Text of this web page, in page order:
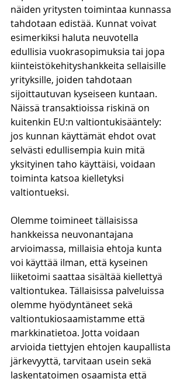
näiden yritysten toimintaa kunnassa
tahdotaan edistää. Kunnat voivat
esimerkiksi haluta neuvotella
edullisia vuokrasopimuksia tai jopa
kiinteistökehityshankkeita sellaisille
yrityksille, joiden tahdotaan
sijoittautuvan kyseiseen kuntaan.
Näissä transaktioissa riskinä on
kuitenkin EU:n valtiontukisääntely:
jos kunnan käyttämät ehdot ovat
selvästi edullisempia kuin mitä
yksityinen taho käyttäisi, voidaan
toiminta katsoa kielletyksi
valtiontueksi.
Olemme toimineet tällaisissa
hankkeissa neuvonantajana
arvioimassa, millaisia ehtoja kunta
voi käyttää ilman, että kyseinen
liiketoimi saattaa sisältää kiellettyä
valtiontukea. Tällaisissa palveluissa
olemme hyödyntäneet sekä
valtiontukiosaamistamme että
markkinatietoa. Jotta voidaan
arvioida tiettyjen ehtojen kaupallista
järkevyyttä, tarvitaan usein sekä
laskentatoimen osaamista että